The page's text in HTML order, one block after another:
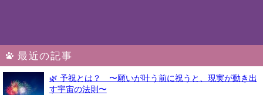
最近の記事
🌿 予祝とは？ 〜願いが叶う前に祝うと、現実が動き出
す宇宙の法則〜